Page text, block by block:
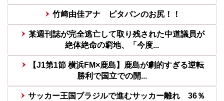
竹﨑由佳アナ ピタパンのお尻！！
某週刊誌が完全逃亡して取り残された中道議員が
絶体絶命の窮地、「今度...
【J1第1節 横浜FM×鹿島】鹿島が劇的すぎる逆転
勝利で国立での開...
サッカー王国ブラジルで進むサッカー離れ 36％